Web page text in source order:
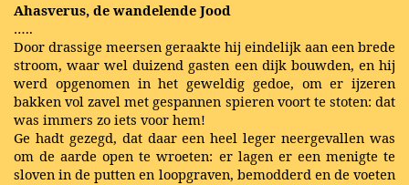
Ahasverus, de wandelende Jood
…..
Door drassige meersen geraakte hij eindelijk aan een brede
stroom, waar wel duizend gasten een dijk bouwden, en hij
werd opgenomen in het geweldig gedoe, om er ijzeren
bakken vol zavel met gespannen spieren voort te stoten: dat
was immers zo iets voor hem!
Ge hadt gezegd, dat daar een heel leger neergevallen was
om de aarde open te wroeten: er lagen er een menigte te
sloven in de putten en loopgraven, bemodderd en de voeten